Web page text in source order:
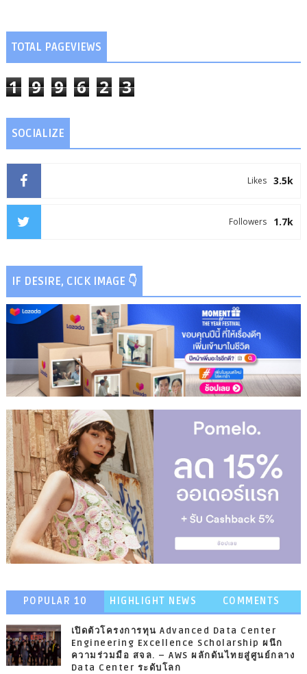
TOTAL PAGEVIEWS
1 9 9 6 2 3
SOCIALIZE
3.5k
Likes
1.7k
Followers
IF DESIRE, CICK IMAGE 👇
POPULAR 10 HIGHLIGHT NEWS COMMENTS
เปิดตัวโครงการทุน Advanced Data Center
Engineering Excellence Scholarship ผนึก
ความร่วมมือ สจล. – AWS ผลักดันไทยสู่ศูนย์กลาง
Data Center ระดับโลก